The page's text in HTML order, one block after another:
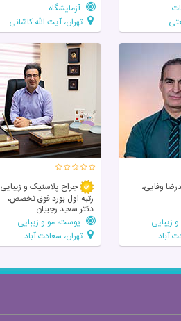
آزمایشگاه
تهران، آیت الله کاشانی
وفایی،
زیبایی
آباد
جراح پلاستیک و زیبایی
رتبه اول بورد فوق تخصص،
دکتر سعید رجبیان
پوست، مو و زیبایی
تهران، سعادت آباد